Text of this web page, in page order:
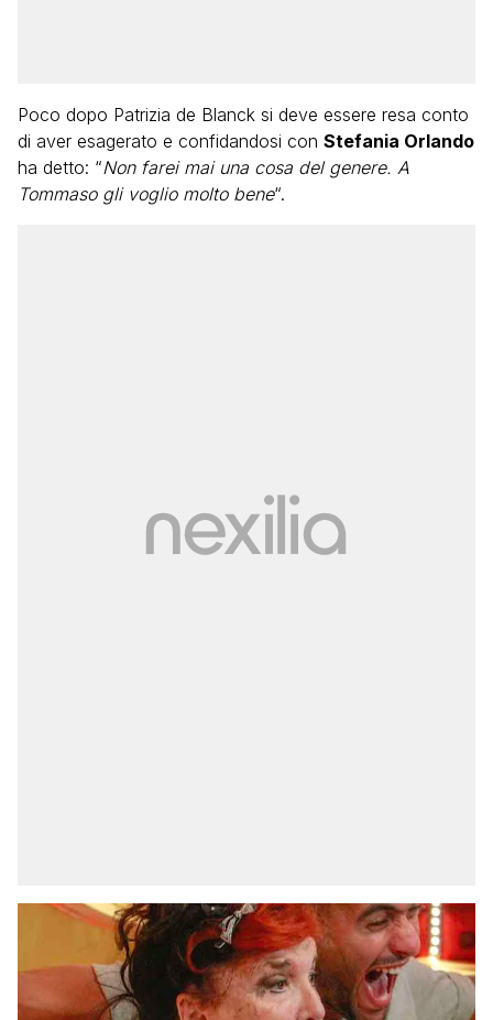
Poco dopo Patrizia de Blanck si deve essere resa conto
di aver esagerato e confidandosi con Stefania Orlando
ha detto: “Non farei mai una cosa del genere. A
Tommaso gli voglio molto bene“.